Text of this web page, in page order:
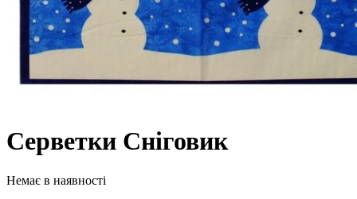
Серветки Сніговик
Немає в наявності